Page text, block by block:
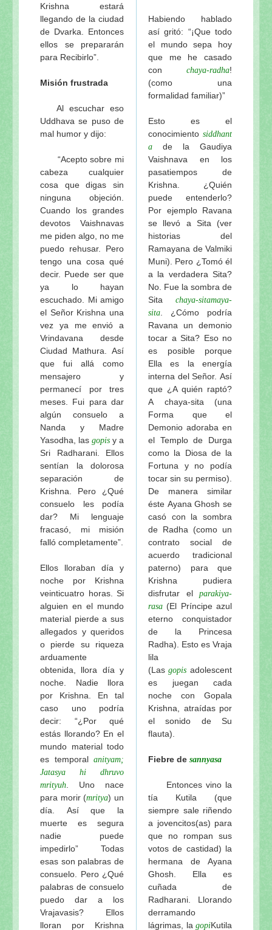
Krishna estará
llegando de la ciudad
de Dvarka. Entonces
ellos se prepararán
para Recibirlo”.
Misión frustrada
Al escuchar eso
Uddhava se puso de
mal humor y dijo:
“Acepto sobre mi
cabeza cualquier
cosa que digas sin
ninguna objeción.
Cuando los grandes
devotos Vaishnavas
me piden algo, no me
puedo rehusar. Pero
tengo una cosa qué
decir. Puede ser que
ya lo hayan
escuchado. Mi amigo
el Señor Krishna una
vez ya me envió a
Vrindavana desde
Ciudad Mathura. Así
que fui allá como
mensajero y
permanecí por tres
meses. Fui para dar
algún consuelo a
Nanda y Madre
Yasodha, las gopis y a
Sri Radharani. Ellos
sentían la dolorosa
separación de
Krishna. Pero ¿Qué
consuelo les podía
dar? Mi lenguaje
fracasó, mi misión
falló completamente”.
Ellos lloraban día y
noche por Krishna
veinticuatro horas. Si
alguien en el mundo
material pierde a sus
allegados y queridos
o pierde su riqueza
arduamente
obtenida, llora día y
noche. Nadie llora
por Krishna. En tal
caso uno podría
decir: “¿Por qué
estás llorando? En el
mundo material todo
es temporal anityam;
Jatasya hi dhruvo
mrityuh . Uno nace
para morir (mritya) un
día. Así que la
muerte es segura
nadie puede
impedirlo” Todas
esas son palabras de
consuelo. Pero ¿Qué
palabras de consuelo
puedo dar a los
Vrajavasis? Ellos
lloran por Krishna
Habiendo hablado
así gritó: “¡Que todo
el mundo sepa hoy
que me he casado
con chaya-radha!
(como una
formalidad familiar)”
Esto es el
conocimiento siddhant
a de la Gaudiya
Vaishnava en los
pasatiempos de
Krishna. ¿Quién
puede entenderlo?
Por ejemplo Ravana
se llevó a Sita (ver
historias del
Ramayana de Valmiki
Muni). Pero ¿Tomó él
a la verdadera Sita?
No. Fue la sombra de
Sita chaya-sitamaya-
sita . ¿Cómo podría
Ravana un demonio
tocar a Sita? Eso no
es posible porque
Ella es la energía
interna del Señor. Así
que ¿A quién raptó?
A chaya-sita (una
Forma que el
Demonio adoraba en
el Templo de Durga
como la Diosa de la
Fortuna y no podía
tocar sin su permiso).
De manera similar
éste Ayana Ghosh se
casó con la sombra
de Radha (como un
contrato social de
acuerdo tradicional
paterno) para que
Krishna pudiera
disfrutar el parakiya-
rasa (El Príncipe azul
eterno conquistador
de la Princesa
Radha). Esto es Vraja
lila
(Las gopis adolescent
es juegan cada
noche con Gopala
Krishna, atraídas por
el sonido de Su
flauta).
Fiebre de sannyasa
Entonces vino la
tía Kutila (que
siempre sale riñendo
a jovencitos(as) para
que no rompan sus
votos de castidad) la
hermana de Ayana
Ghosh. Ella es
cuñada de
Radharani. Llorando
derramando
lágrimas, la gopiKutila